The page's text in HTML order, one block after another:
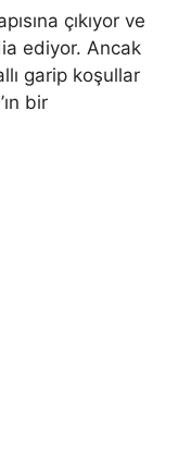
çıkıyor ve
ediyor. Ancak
garip koşullar
bir